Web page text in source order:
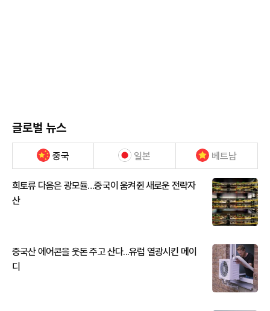
글로벌 뉴스
중국 일본 베트남
희토류 다음은 광모듈…중국이 움켜쥔 새로운 전략자
산
중국산 에어콘을 웃돈 주고 산다...유럽 열광시킨 메이
디